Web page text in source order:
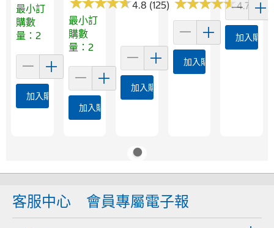
最小訂
購數
量：2
加入購物車
4.8 (125)
最小訂
購數
量：2
加入購物車
加入購物車
★★★★★
★★★★★4.7 (28)
加入購物車
加入購物
客服中心 會員專屬電子報